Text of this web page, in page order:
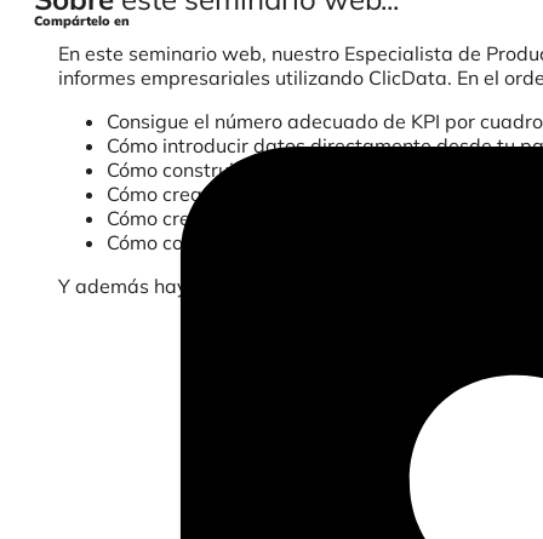
En este seminario web, nuestro Especialista de
informes empresariales utilizando ClicData. En el
Consigue el número adecuado de KPI por
Cómo introducir datos directamente desde tu
Cómo construir una navegación eficiente entre
Cómo crear infografías increíbles
Cómo crear interacciones entre tus gráficos
Cómo compartir tus cuadros de mando con los
Y además hay un extra: ¡Aprende a optimizar la
Compártelo en